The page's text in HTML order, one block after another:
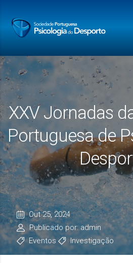
XXV Jornadas
Portuguesa de
Out 25, 2024
Publicado por: admin
Eventos
Investigação